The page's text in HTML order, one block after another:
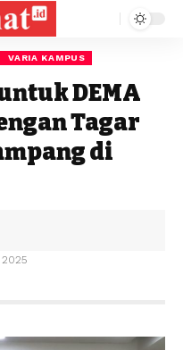
VARIA KAMPUS
DEMA
Tagar
di